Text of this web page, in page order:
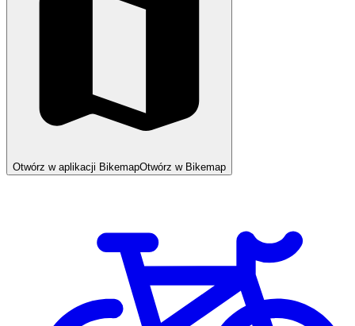
Otwórz w aplikacji BikemapOtwórz w Bikemap